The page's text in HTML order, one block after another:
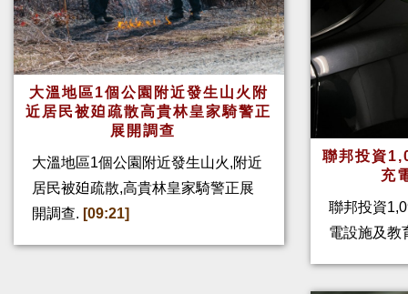
大溫地區1個公園附近發生山火附
近居民被廹疏散高貴林皇家騎警正
展開調查
大溫地區1個公園附近發生山火,附近
居民被廹疏散,高貴林皇家騎警正展
開調查. [09:21]
聯邦投資
充
聯邦投資
電設施及教